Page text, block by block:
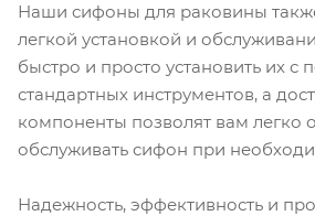
Наши сифоны для раковины
легкой установкой и
быстро и просто установить их
стандартных инструментов, а
компоненты позволят вам легко
обслуживать сифон при
Надежность, эффективность и